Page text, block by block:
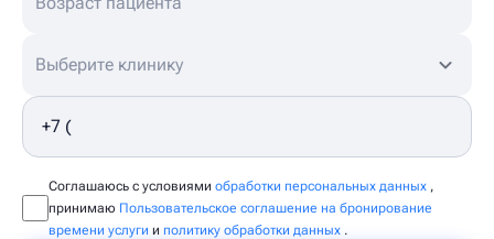
Выберите клинику
Соглашаюсь с условиями обработки персональных данных ,
принимаю Пользовательское соглашение на бронирование
времени услуги и политику обработки данных .